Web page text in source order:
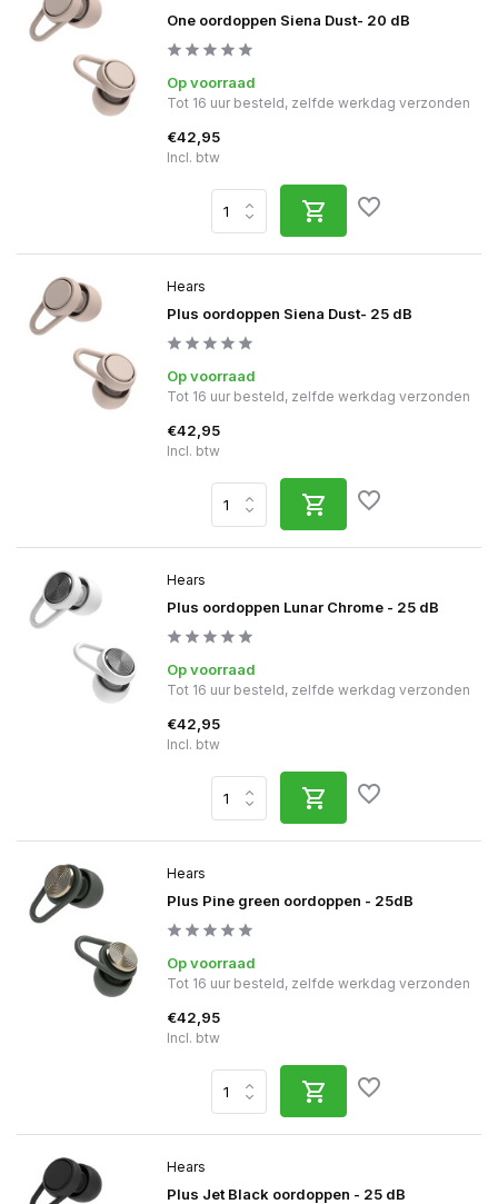
One oordoppen Siena Dust- 20 dB
Op voorraad
Tot 16 uur besteld, zelfde werkdag verzonden
€42,95
Incl. btw
Hears
Plus oordoppen Siena Dust- 25 dB
Op voorraad
Tot 16 uur besteld, zelfde werkdag verzonden
€42,95
Incl. btw
Hears
Plus oordoppen Lunar Chrome - 25 dB
Op voorraad
Tot 16 uur besteld, zelfde werkdag verzonden
€42,95
Incl. btw
Hears
Plus Pine green oordoppen - 25dB
Op voorraad
Tot 16 uur besteld, zelfde werkdag verzonden
€42,95
Incl. btw
Hears
Plus Jet Black oordoppen - 25 dB